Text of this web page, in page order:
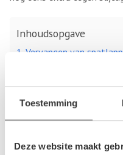
Toestemming
Deze website maakt
Inhoudsopgave
Vervangen van
Vervangen van spatlappen
verloop van tijd slijtage